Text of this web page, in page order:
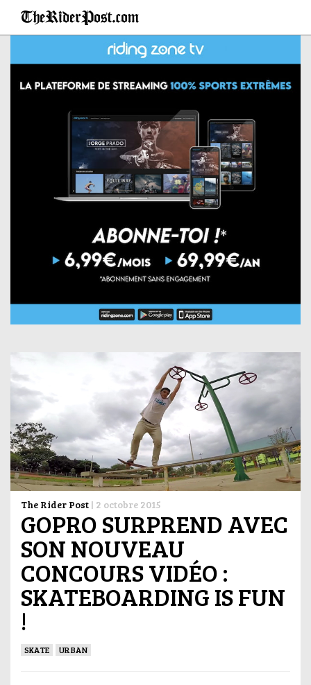
The Rider Post | 2 octobre 2015
GOPRO SURPREND AVEC
SON NOUVEAU
CONCOURS VIDÉO :
SKATEBOARDING IS FUN
!
SKATE URBAN